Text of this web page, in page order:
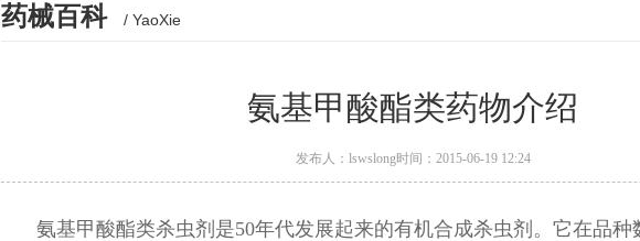
药械百科 / YaoXie
氨基甲酸酯类药物介绍
发布人：lswslong时间：2015-06-19 12:24
氨基甲酸酯类杀虫剂是50年代发展起来的有机合成杀虫剂。它在品种